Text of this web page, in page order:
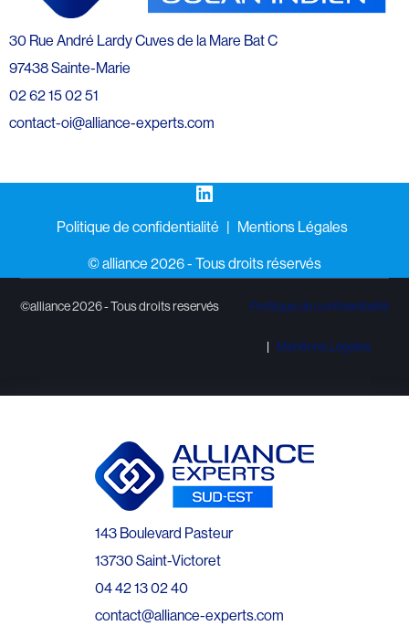
30 Rue André Lardy Cuves de la Mare Bat C
97438 Sainte-Marie
02 62 15 02 51
contact-oi@alliance-experts.com
LinkedIn
Politique de confidentialité Mentions Légales
©️ alliance 2026 - Tous droits réservés
©alliance 2026 - Tous droits reservés Politique de confidentialité
Mentions Légales
143 Boulevard Pasteur
13730 Saint-Victoret
04 42 13 02 40
contact@alliance-experts.com